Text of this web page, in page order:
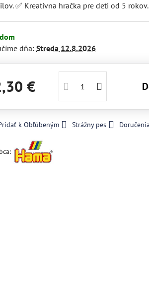
✅ Kreatívna hračka pre deti od 5 rokov.
dňa:Streda 12.8.2026
€
k Obľúbeným Strážny pes Doručenia